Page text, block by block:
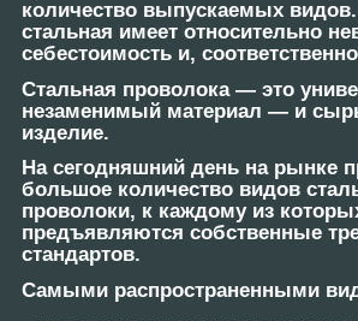
количество выпускаемых
стальная имеет относительно
себестоимость и,
Стальная проволока ― это
незаменимый материал ― и
изделие.
На сегодняшний день на рынке
большое количество видов
проволоки, к каждому из
предъявляются собственные
стандартов.
Самыми распространенными